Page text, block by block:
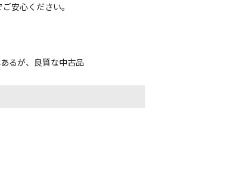
安心ください。
るが、良質な中古品